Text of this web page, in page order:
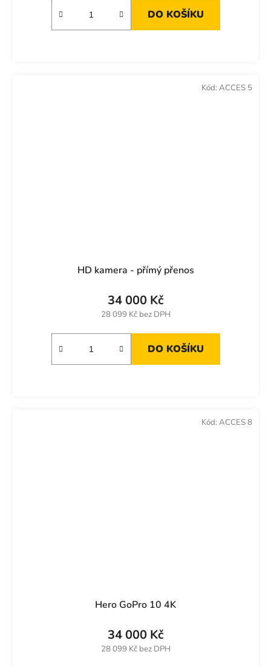
DO KOŠÍKU
HD kamera - přímý přenos
28 099 Kč bez DPH
34 000 Kč
DO KOŠÍKU
Kód: ACCES 5
Hero GoPro 10 4K
28 099 Kč bez DPH
34 000 Kč
Kód: ACCES 8